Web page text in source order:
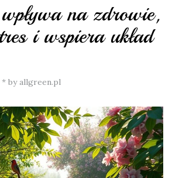
na zdrowie,
i wspiera układ
* by allgreen.pl